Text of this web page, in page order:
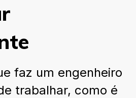
faz um engenheiro
trabalhar, como é